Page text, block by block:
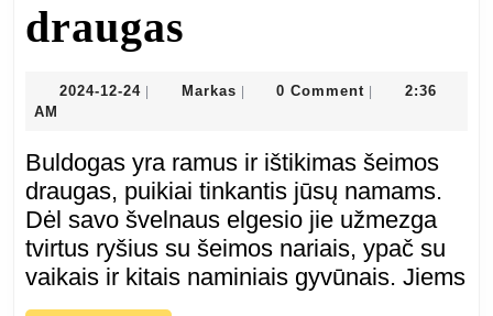
draugas
ramus
ištikimas
šeimos
draugas
2024-12-242024-
| MarkasMarkas
| 0 Comment |
2:36
AM
Buldogas yra ramus ir ištikimas šeimos
draugas, puikiai tinkantis jūsų namams.
Dėl savo švelnaus elgesio jie užmezga
tvirtus ryšius su šeimos nariais, ypač su
vaikais ir kitais naminiais gyvūnais. Jiems